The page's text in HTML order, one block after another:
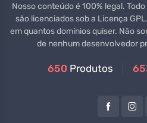
Nosso conteúdo é 100% legal.
são licenciados sob a Licença
em quantos domínios quiser. Não
de nenhum desenvolvedor
650 Produtos